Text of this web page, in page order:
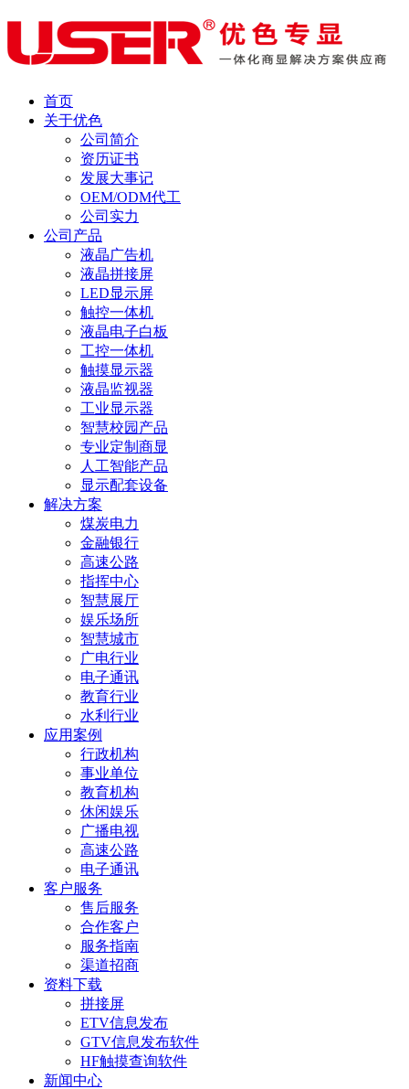
首页
关于优色
公司简介
资历证书
发展大事记
OEM/ODM代工
公司实力
公司产品
液晶广告机
液晶拼接屏
LED显示屏
触控一体机
液晶电子白板
工控一体机
触摸显示器
液晶监视器
工业显示器
智慧校园产品
专业定制商显
人工智能产品
显示配套设备
解决方案
煤炭电力
金融银行
高速公路
指挥中心
智慧展厅
娱乐场所
智慧城市
广电行业
电子通讯
教育行业
水利行业
应用案例
行政机构
事业单位
教育机构
休闲娱乐
广播电视
高速公路
电子通讯
客户服务
售后服务
合作客户
服务指南
渠道招商
资料下载
拼接屏
ETV信息发布
GTV信息发布软件
HF触摸查询软件
新闻中心